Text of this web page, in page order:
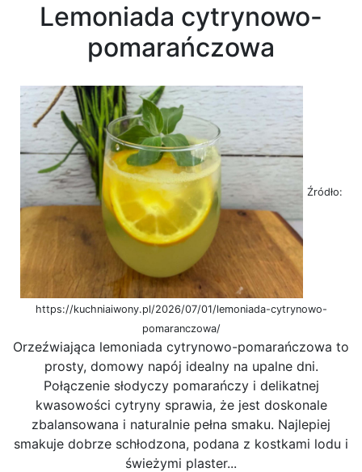
Lemoniada cytrynowo-
pomarańczowa
Źródło:
https://kuchniaiwony.pl/2026/07/01/lemoniada-cytrynowo-
pomaranczowa/
Orzeźwiająca lemoniada cytrynowo-pomarańczowa to
prosty, domowy napój idealny na upalne dni.
Połączenie słodyczy pomarańczy i delikatnej
kwasowości cytryny sprawia, że jest doskonale
zbalansowana i naturalnie pełna smaku. Najlepiej
smakuje dobrze schłodzona, podana z kostkami lodu i
świeżymi plaster...